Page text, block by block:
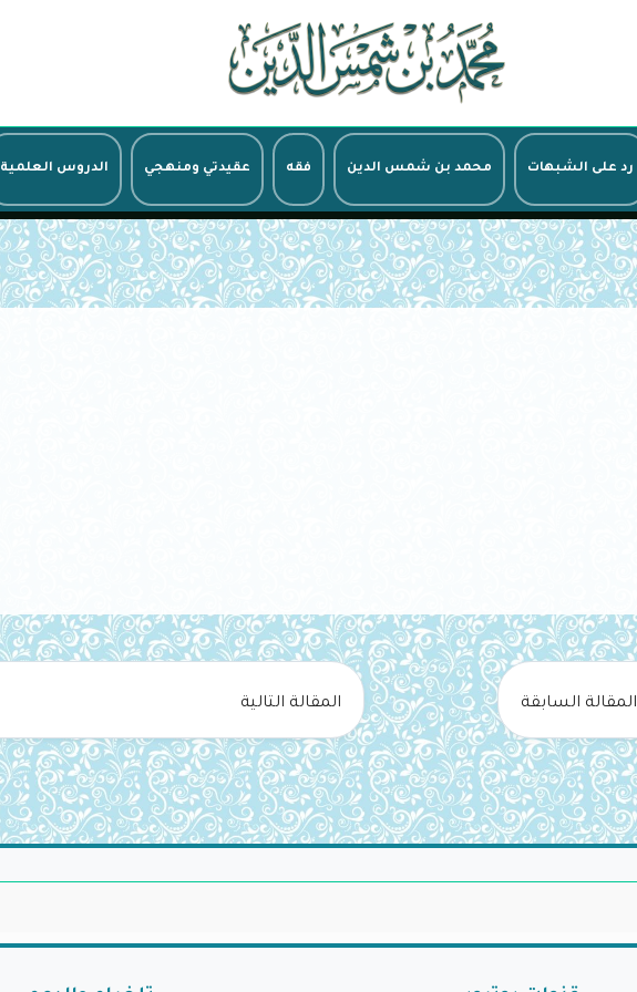
رد على الشبهات محمد بن شمس الدين فقه عقيدتي ومنهجي الدروس العلمية
المقالة السابقة المقالة التالية